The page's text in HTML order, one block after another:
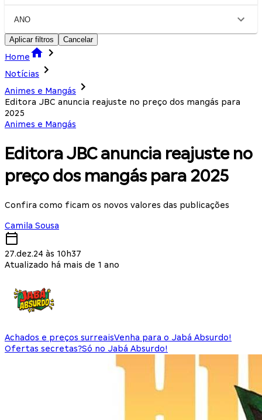
ANO
Aplicar filtros Cancelar
Home
Notícias
Animes e Mangás
Editora JBC anuncia reajuste no preço dos mangás para
2025
Animes e Mangás
Editora JBC anuncia reajuste no
preço dos mangás para 2025
Confira como ficam os novos valores das publicações
Camila Sousa
27.dez.24 às 10h37
Atualizado há mais de 1 ano
Achados e preços surreaisVenha para o Jabá Absurdo!
Ofertas secretas?Só no Jabá Absurdo!